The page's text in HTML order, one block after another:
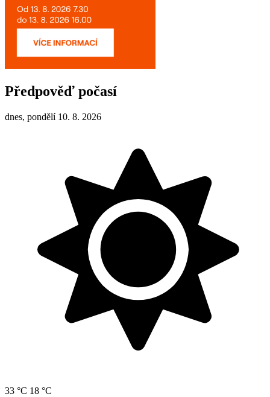
Předpověď počasí
dnes, pondělí 10. 8. 2026
33 °C 18 °C